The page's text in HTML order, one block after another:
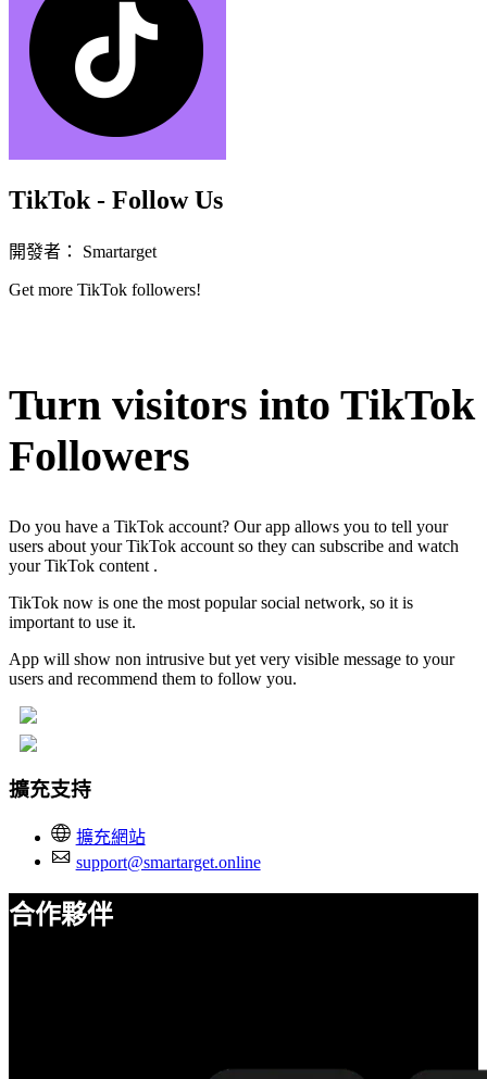
TikTok - Follow Us
開發者： Smartarget
Get more TikTok followers!
Turn visitors into TikTok
Followers
Do you have a TikTok account? Our app allows you to tell your
users about your TikTok account so they can subscribe and watch
your TikTok content .
TikTok now is one the most popular social network, so it is
important to use it.
App will show non intrusive but yet very visible message to your
users and recommend them to follow you.
擴充支持
擴充網站
support@smartarget.online
合作夥伴